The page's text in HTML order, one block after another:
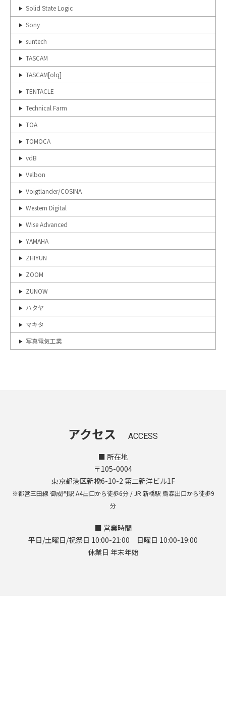
Solid State Logic
Sony
suntech
TASCAM
TASCAM[olq]
TENTACLE
Technical Farm
TOA
TOMOCA
vdB
Velbon
Voigtlander/COSINA
Western Digital
Wise Advanced
YAMAHA
ZHIYUN
ZOOM
ZUNOW
ハタヤ
マキタ
写真電気工業
アクセス ACCESS
■ 所在地
〒105-0004
東京都港区新橋6-10-2 第二新洋ビル1F
※都営三田線 御成門駅 A4出口から徒歩6分 / JR 新橋駅 烏森出口から徒歩9
分
■ 営業時間
平日/土曜日/祝祭日 10:00-21:00 日曜日 10:00-19:00
休業日 年末年始